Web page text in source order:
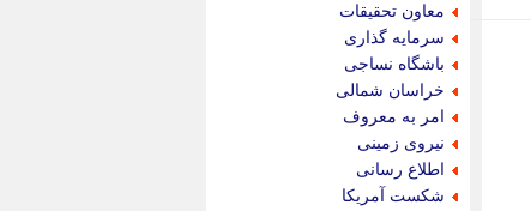
معاون تحقیقات
سرمایه گذاری
باشگاه نساجی
خراسان شمالی
امر به معروف
نیروی زمینی
اطلاع رسانی
شکست آمریکا